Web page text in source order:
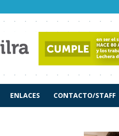
ENLACES CONTACTO/STAFF